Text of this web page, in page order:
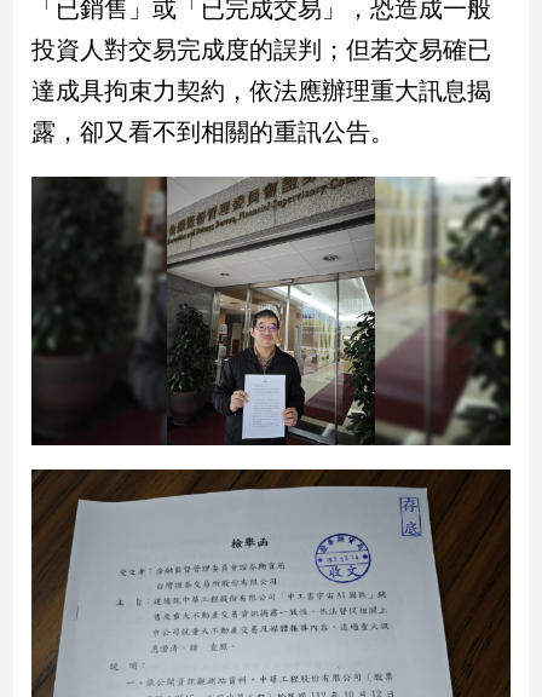
星
生
活
計
旅
星
座/
命
康/
親
「已銷售」或「已完成交易」，恐造成一般
投資人對交易完成度的誤判；但若交易確已
達成具拘束力契約，依法應辦理重大訊息揭
露，卻又看不到相關的重訊公告。